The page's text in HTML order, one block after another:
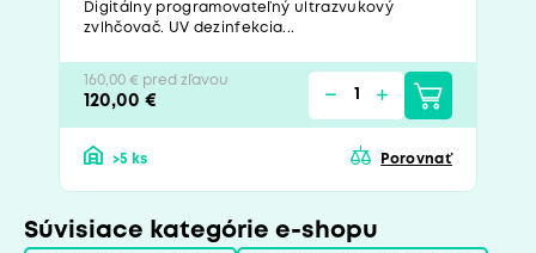
Digitálny programovateľný ultrazvukový
zvlhčovač. UV dezinfekcia...
160,00 € pred zľavou
120,00 €
>5 ks Porovnať
Súvisiace kategórie e-shopu